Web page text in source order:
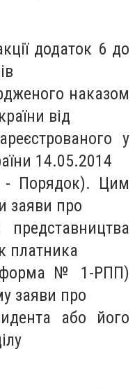
додаток 6 до
наказом
від
у
14.05.2014
Порядок). Цим
заяви про
представництва
платника
(форма № 1-РПП)
заяви про
або його